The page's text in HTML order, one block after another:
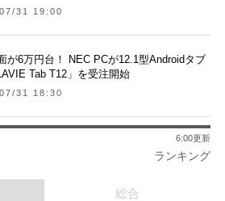
31 19:00
が6万円台！ NEC PCが12.1型Androidタブ
Tab T12」を受注開始
31 18:30
ランキング
6:00更新
総合